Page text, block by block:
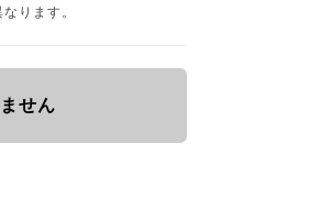
ります。
せん